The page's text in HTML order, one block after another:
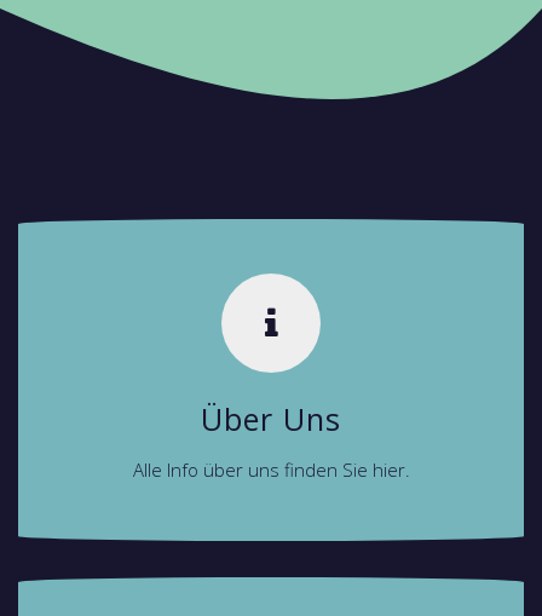
Über Uns
Alle Info über uns finden Sie hier.